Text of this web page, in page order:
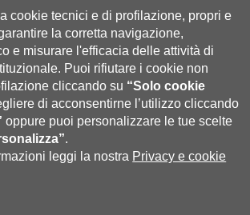
cookie tecnici e di profilazione, propri e
la corretta navigazione,
e misurare l'efficacia delle attività di
Puoi rifiutare i cookie non
cliccando su “Solo cookie
di acconsentirne l’utilizzo cliccando
oppure puoi personalizzare le tue scelte
.
leggi la nostra Privacy e cookie